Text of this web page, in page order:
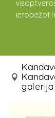
ierobežot
galerija